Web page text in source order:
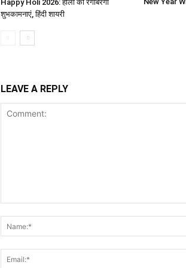
Happy Holi 2026: होली की रंगबिरंगी
शुभकामनाएं, हिंदी शायरी
LEAVE A REPLY